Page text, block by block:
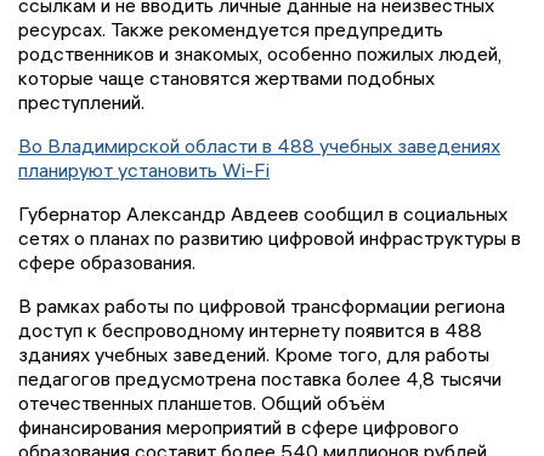
ссылкам и не вводить личные данные на неизвестных
ресурсах. Также рекомендуется предупредить
родственников и знакомых, особенно пожилых людей,
которые чаще становятся жертвами подобных
преступлений.
Во Владимирской области в 488 учебных заведениях
планируют установить Wi-Fi
Губернатор Александр Авдеев сообщил в социальных
сетях о планах по развитию цифровой инфраструктуры в
сфере образования.
В рамках работы по цифровой трансформации региона
доступ к беспроводному интернету появится в 488
зданиях учебных заведений. Кроме того, для работы
педагогов предусмотрена поставка более 4,8 тысячи
отечественных планшетов. Общий объём
финансирования мероприятий в сфере цифрового